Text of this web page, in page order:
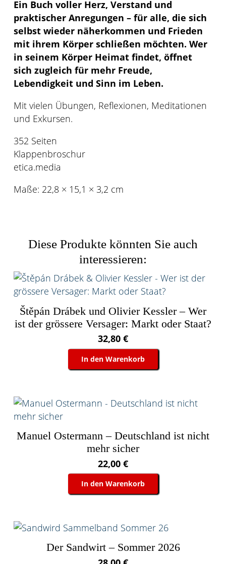
Ein Buch voller Herz, Verstand und
praktischer Anregungen – für alle, die sich
selbst wieder näherkommen und Frieden
mit ihrem Körper schließen möchten. Wer
in seinem Körper Heimat findet, öffnet
sich zugleich für mehr Freude,
Lebendigkeit und Sinn im Leben.
Mit vielen Übungen, Reflexionen, Meditationen
und Exkursen.
352 Seiten
Klappenbroschur
etica.media
Maße: 22,8 × 15,1 × 3,2 cm
Diese Produkte könnten Sie auch
interessieren:
Štěpán Drábek und Olivier Kessler – Wer
ist der grössere Versager: Markt oder Staat?
32,80 €
In den Warenkorb
Manuel Ostermann – Deutschland ist nicht
mehr sicher
22,00 €
In den Warenkorb
Der Sandwirt – Sommer 2026